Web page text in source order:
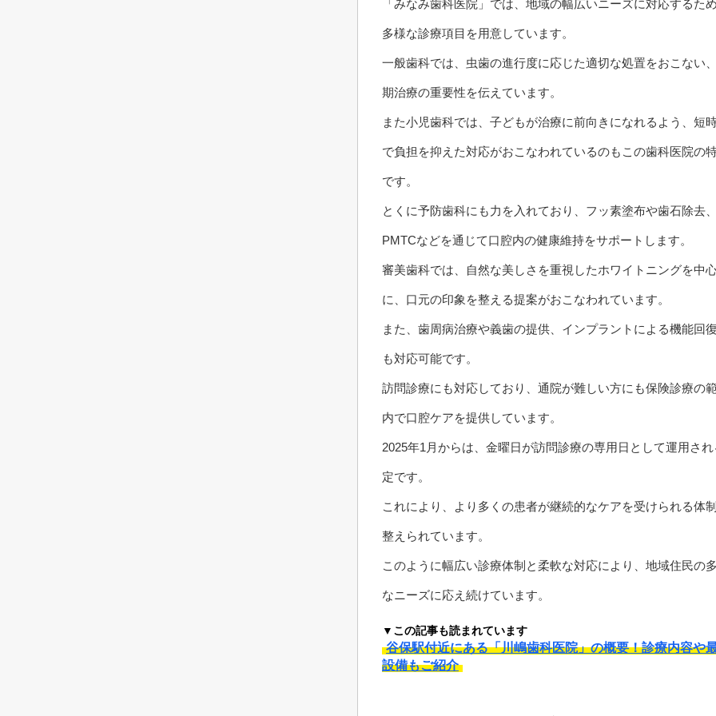
「みなみ歯科医院」では、地域の幅広いニーズに対応するため
多様な診療項目を用意しています。
一般歯科では、虫歯の進行度に応じた適切な処置をおこない
期治療の重要性を伝えています。
また小児歯科では、子どもが治療に前向きになれるよう、短
で負担を抑えた対応がおこなわれているのもこの歯科医院の
です。
とくに予防歯科にも力を入れており、フッ素塗布や歯石除去、
PMTCなどを通じて口腔内の健康維持をサポートします。
審美歯科では、自然な美しさを重視したホワイトニングを中
に、口元の印象を整える提案がおこなわれています。
また、歯周病治療や義歯の提供、インプラントによる機能回
も対応可能です。
訪問診療にも対応しており、通院が難しい方にも保険診療の
内で口腔ケアを提供しています。
2025年1月からは、金曜日が訪問診療の専用日として運用さ
定です。
これにより、より多くの患者が継続的なケアを受けられる体
整えられています。
このように幅広い診療体制と柔軟な対応により、地域住民の
なニーズに応え続けています。
▼この記事も読まれています
谷保駅付近にある「川嶋歯科医院」の概要！診療内容や
設備もご紹介